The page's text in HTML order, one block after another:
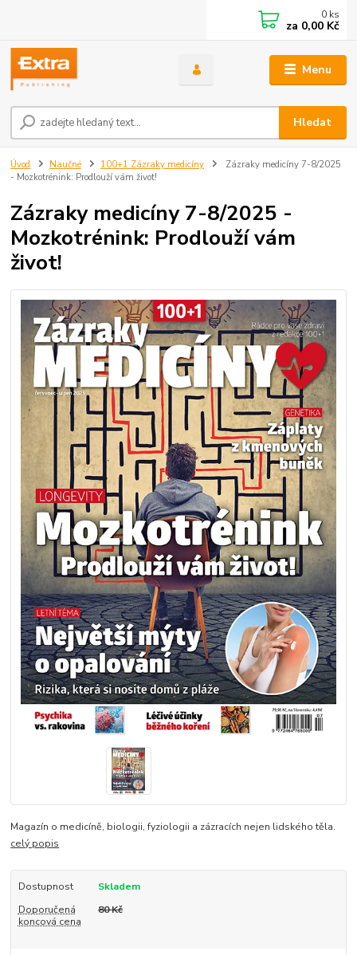
Menu
Hledat
0 ks
za 0,00 Kč
Úvod Naučné 100+1 Zázraky medicíny
Zázraky medicíny 7-8/2025
- Mozkotrénink: Prodlouží vám život!
Zázraky medicíny 7-8/2025 -
Mozkotrénink: Prodlouží vám
život!
Magazín o medicíně, biologii, fyziologii a zázracích nejen lidského těla.
celý popis
Dostupnost
Skladem
Doporučená
koncová cena
80 Kč